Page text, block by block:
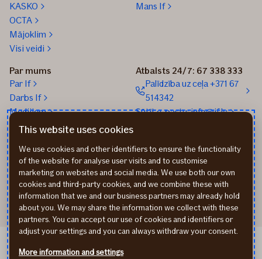
KASKO
OCTA
Mājoklim
Visi veidi
Mans If
Par mums
Par If
Darbs If
Medijiem
Blogs
Atbalsts 24/7: 67 338 333
Palīdzība uz ceļa +371 67
514342
Sūtīt e-pastu: info@if.lv
izplatītāji
Pirmslīguma informācija
Rekvizīti
This website uses cookies
We use cookies and other identifiers to ensure the functionality
of the website for analyse user visits and to customise
marketing on websites and social media. We use both our own
cookies and third-party cookies, and we combine these with
information that we and our business partners may already hold
about you. We may share the information we collect with these
partners. You can accept our use of cookies and identifiers or
adjust your settings and you can always withdraw your consent.
More information and settings